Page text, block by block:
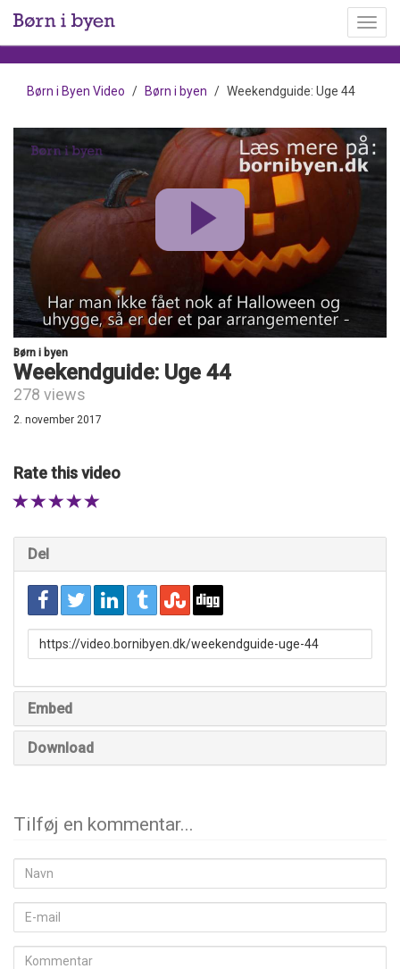
menu
Børn i Byen Video Børn i byen Weekendguide: Uge 44
Børn i byen
Weekendguide: Uge 44
278 views
2. november 2017
Rate this video
Del
URL
to
Embed
Download
Tilføj en kommentar...
Navn
mail
Kommentar